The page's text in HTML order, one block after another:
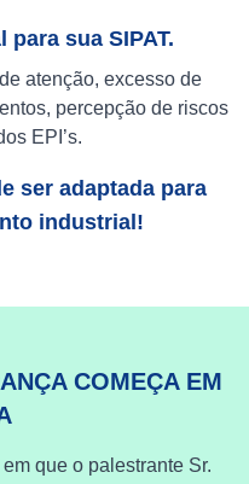
sua SIPAT.
atenção, excesso de
percepção de riscos
EPI’s.
ser adaptada para
industrial!
COMEÇA EM
que o palestrante Sr.